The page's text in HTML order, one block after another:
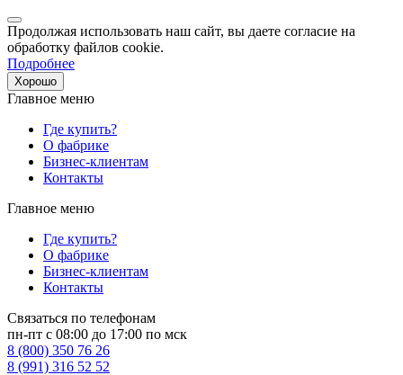
Продолжая использовать наш сайт, вы даете согласие на
обработку файлов cookie.
Подробнее
Хорошо
Главное меню
Где купить?
О фабрике
Бизнес-клиентам
Контакты
Главное меню
Где купить?
О фабрике
Бизнес-клиентам
Контакты
Связаться по телефонам
пн-пт с 08:00 до 17:00 по мск
8 (800) 350 76 26
8 (991) 316 52 52